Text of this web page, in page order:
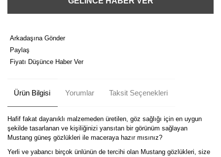
Arkadaşına Gönder
Paylaş
Fiyatı Düşünce Haber Ver
Ürün Bilgisi Yorumlar Taksit Seçenekleri
Hafif fakat dayanıklı malzemeden üretilen, göz sağlığı için en uygun
şekilde tasarlanan ve kişiliğinizi yansıtan bir görünüm sağlayan
Mustang güneş gözlükleri ile maceraya hazır mısınız?
Yerli ve yabancı birçok ünlünün de tercihi olan Mustang gözlükleri, size